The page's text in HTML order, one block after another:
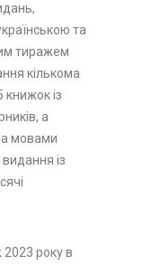
та
тиражем
кількома
із
а
мовами
із
року в